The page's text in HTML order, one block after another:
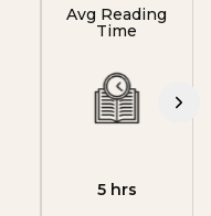
Avg Reading
Time
5 hrs